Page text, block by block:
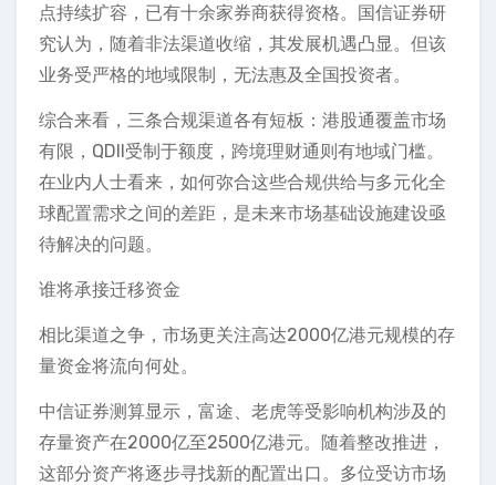
点持续扩容，已有十余家券商获得资格。国信证券研
究认为，随着非法渠道收缩，其发展机遇凸显。但该
业务受严格的地域限制，无法惠及全国投资者。
综合来看，三条合规渠道各有短板：港股通覆盖市场
有限，QDII受制于额度，跨境理财通则有地域门槛。
在业内人士看来，如何弥合这些合规供给与多元化全
球配置需求之间的差距，是未来市场基础设施建设亟
待解决的问题。
谁将承接迁移资金
相比渠道之争，市场更关注高达2000亿港元规模的存
量资金将流向何处。
中信证券测算显示，富途、老虎等受影响机构涉及的
存量资产在2000亿至2500亿港元。随着整改推进，
这部分资产将逐步寻找新的配置出口。多位受访市场